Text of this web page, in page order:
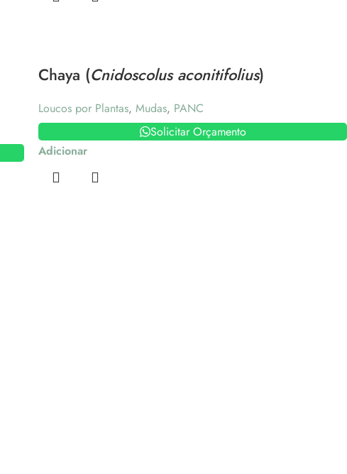
Chaya (Cnidoscolus aconitifolius)
Loucos por Plantas, Mudas, PANC
Solicitar Orçamento
Adicionar